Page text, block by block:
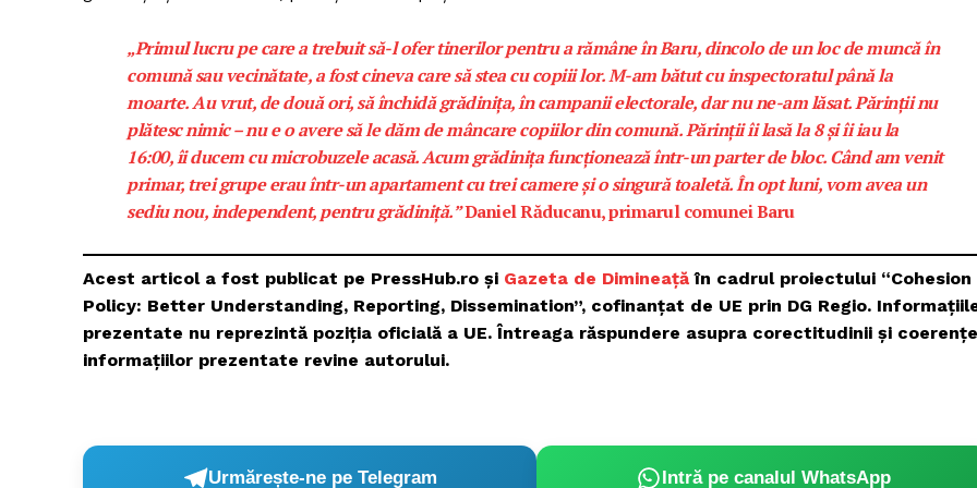
„Primul lucru pe care a trebuit să-l ofer tinerilor pentru a rămâne în Baru, dincolo de un loc de muncă în
comună sau vecinătate, a fost cineva care să stea cu copiii lor. M-am bătut cu inspectoratul până la
moarte. Au vrut, de două ori, să închidă grădinița, în campanii electorale, dar nu ne-am lăsat. Părinții nu
plătesc nimic – nu e o avere să le dăm de mâncare copiilor din comună. Părinții îi lasă la 8 și îi iau la
16:00, îi ducem cu microbuzele acasă. Acum grădinița funcționează într-un parter de bloc. Când am venit
primar, trei grupe erau într-un apartament cu trei camere și o singură toaletă. În opt luni, vom avea un
sediu nou, independent, pentru grădiniță.”Daniel Răducanu, primarul comunei Baru
Acest articol a fost publicat pe PressHub.ro și Gazeta de Dimineață în cadrul proiectului “Cohesion
Policy: Better Understanding, Reporting, Dissemination”, cofinanțat de UE prin DG Regio.
prezentate nu reprezintă poziția oficială a UE. Întreaga răspundere asupra corectitudinii și
informațiilor prezentate revine autorului.
Urmărește-ne pe Telegram Intră pe canalul WhatsApp